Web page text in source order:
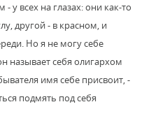
у всех на глазах: они как-то
другой - в красном, и
Но я не могу себе
называет себя олигархом
имя себе присвоит, -
подмять под себя